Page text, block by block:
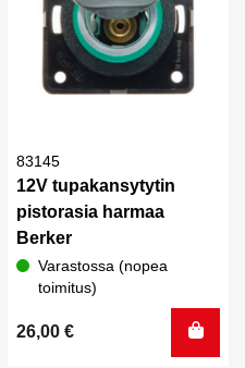
83145
12V tupakansytytin
pistorasia harmaa
Berker
Varastossa (nopea
toimitus)
26,00 €